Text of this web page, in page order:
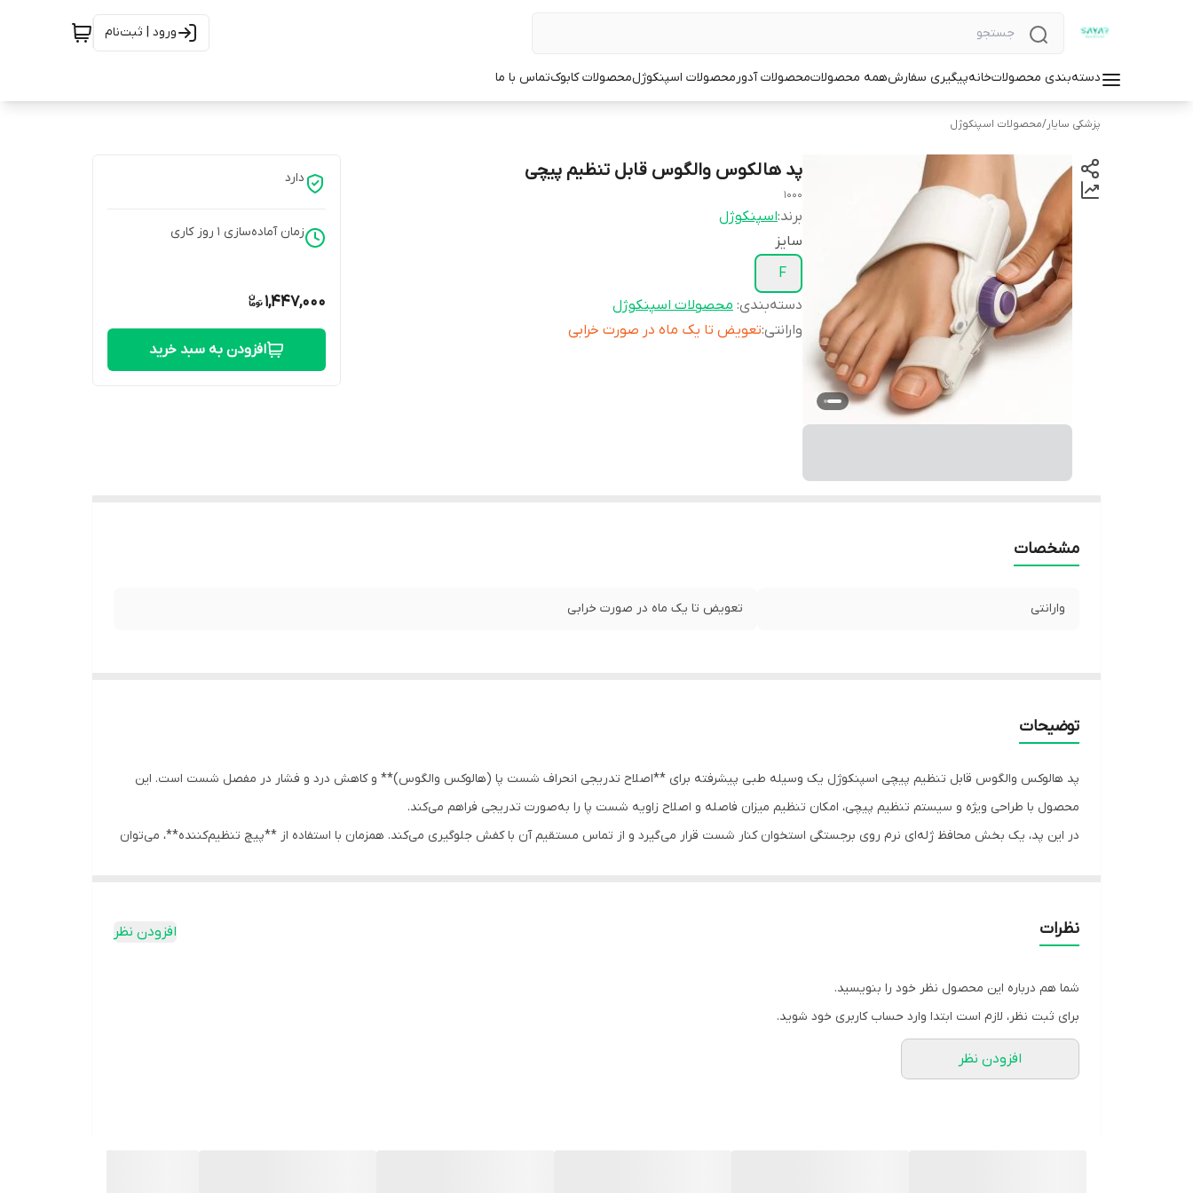
ورود | ثبت‌نام
دسته‌بندی محصولاتخانهپیگیری سفارشهمه محصولاتمحصولات آدورمحصولات اسپنکوژلمحصولات کابوکتماس با ما
پزشکی سایار/محصولات اسپنکوژل
پد هالکوس والگوس قابل تنظیم پیچی
1000
برند:اسپنکوژل
سایز
F
دسته‌بندی: محصولات اسپنکوژل
وارانتی:تعویض تا یک ماه در صورت خرابی
دارد
زمان آماده‌سازی 1 روز کاری
1,447,000
افزودن به سبد خرید
مشخصات
وارانتی تعویض تا یک ماه در صورت خرابی
توضیحات
پد هالوکس والگوس قابل تنظیم پیچی اسپنکوژل یک وسیله طبی پیشرفته برای **اصلاح تدریجی انحراف شست پا (هالوکس والگوس)** و کاهش درد و فشار در مفصل شست است. این
محصول با طراحی ویژه و سیستم تنظیم پیچی، امکان تنظیم میزان فاصله و اصلاح زاویه شست پا را به‌صورت تدریجی فراهم می‌کند.
در این پد، یک بخش محافظ ژله‌ای نرم روی برجستگی استخوان کنار شست قرار می‌گیرد و از تماس مستقیم آن با کفش جلوگیری می‌کند. همزمان با استفاده از **پیچ تنظیم‌کننده**، می‌توان
**انحراف متوسط تا شدید شست پا** هستند.
این پد معمولاً برای استفاده در زمان استراحت، در منزل یا هنگام خواب توصیه می‌شود تا فرآیند اصلاح بدون فشار کفش انجام شود.
- کمک به اصلاح انحراف شست پا (هالوکس والگوس)
- محافظت از برجستگی استخوان کنار شست (بونیون)
نظرات افزودن نظر
شما هم درباره این محصول نظر خود را بنویسید.
برای ثبت نظر، لازم است ابتدا وارد حساب کاربری خود شوید.
افزودن نظر